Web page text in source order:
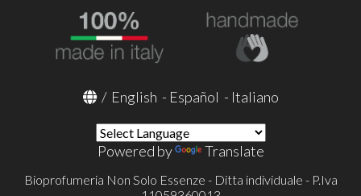
/ English - Español - Italiano
Powered by Translate
Bioprofumeria Non Solo Essenze - Ditta individuale - P.Iva